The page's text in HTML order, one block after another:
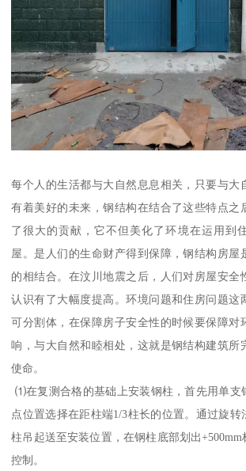
每个人的生活都与大自然息息相关，只要与大
有着美好的未来，钢结构在结合了这些特点之
了很大的贡献，它不但美化了环境在运用到
屋。是人们的生命财产得到保障，钢结构房屋
的相结合。在汶川地震之后，人们对房屋安全
认识有了大幅度提高。环境问题和住房问题这
可分割体，在保障房子安全性的时候要保障对
响，与大自然和睦相处，这就是钢结构建筑所
使命。
⑴在复测合格的基础上安装钢柱，首先用单支
点位置选择在距柱端1/3柱长的位置。通过旋转
柱吊起送至安装位置，在钢柱底部划出
控制。